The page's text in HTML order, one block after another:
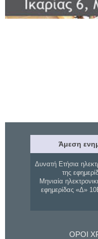
Άμεση
Δυνατή Ετήσια
της
Μηνιαία
εφημερίδας «Δ»
ΟΡΟΙ